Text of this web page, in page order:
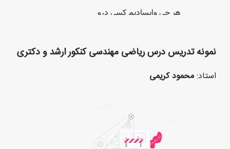
نمونه تدریس درس ریاضی مهندسی کنکور ارشد و دکتری
استاد:محمود کریمی